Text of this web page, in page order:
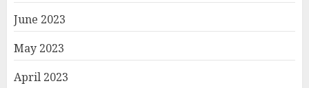
June 2023
May 2023
April 2023